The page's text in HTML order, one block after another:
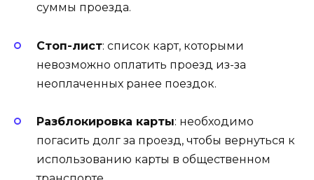
суммы проезда.
Стоп-лист: список карт, которыми
невозможно оплатить проезд из-за
неоплаченных ранее поездок.
Разблокировка карты: необходимо
погасить долг за проезд, чтобы вернуться к
использованию карты в общественном